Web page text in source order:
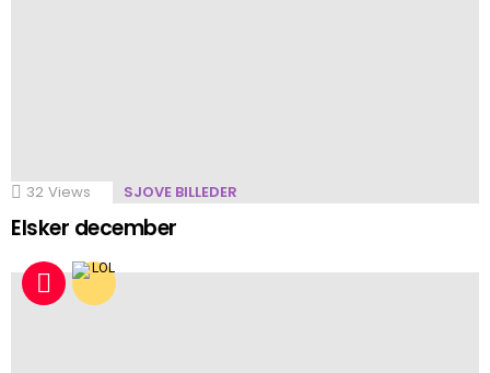
32 Views SJOVE BILLEDER
Elsker december